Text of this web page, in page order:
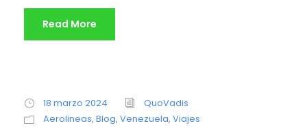
Read More
18 marzo 2024
QuoVadis
Aerolineas, Blog, Venezuela, Viajes